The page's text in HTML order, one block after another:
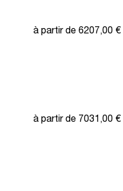
à partir de 6207,00 €
à partir de 7031,00 €